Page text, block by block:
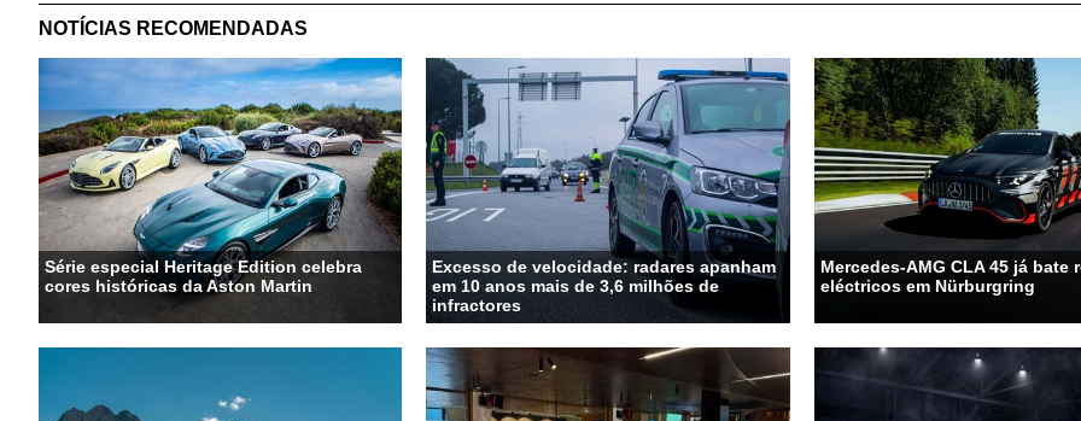
NOTÍCIAS RECOMENDADAS
Série especial Heritage Edition celebra
cores históricas da Aston Martin
Excesso de velocidade: radares apanham
em 10 anos mais de 3,6 milhões de
infractores
Mercedes-AMG CLA 45 já bate
eléctricos em Nürburgring